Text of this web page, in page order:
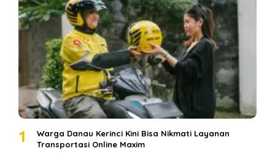
1
Warga Danau Kerinci Kini Bisa Nikmati Layanan
Transportasi Online Maxim